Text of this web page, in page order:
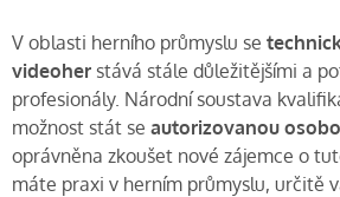
V oblasti herního průmyslu se
videoher stává stále důležitějšími a
profesionály. Národní soustava
možnost stát se autorizovanou
oprávněna zkoušet nové zájemce o
máte praxi v herním průmyslu, určitě